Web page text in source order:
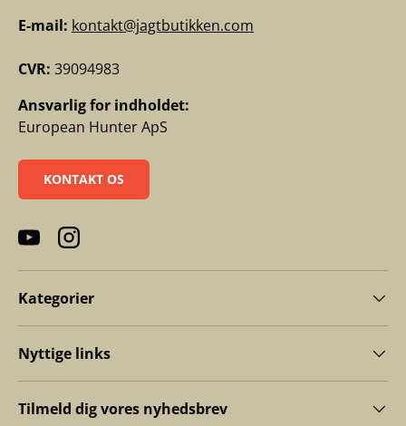
E-mail: kontakt@jagtbutikken.com
CVR: 39094983
Ansvarlig for indholdet:
European Hunter ApS
KONTAKT OS
YouTubeInstagram
Kategorier
Nyttige links
Tilmeld dig vores nyhedsbrev